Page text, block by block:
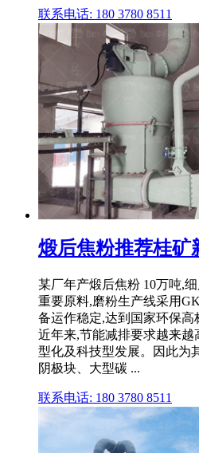
联系电话: 180 3780 8511
煅后焦粉推荐桂矿
某厂年产煅后焦粉 10万吨,
重要原料,磨粉生产线采用
备运作稳定,达到国家环保高
近年来,节能减排要求越来
型化及科技型发展。因此为
阴极块、大型碳 ...
联系电话: 180 3780 8511